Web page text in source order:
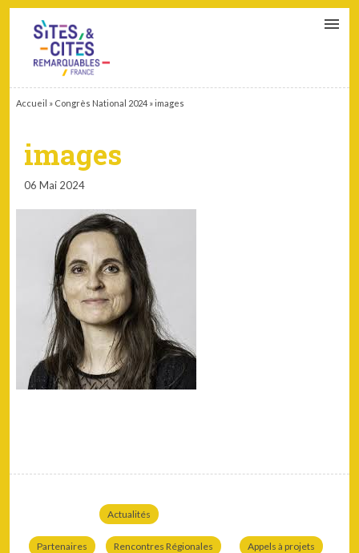
Accueil » Congrès National 2024 »images
images
06 Mai 2024
Actualités
Partenaires Rencontres Régionales Appels à projets